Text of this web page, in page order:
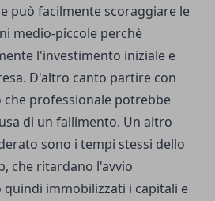
può facilmente scoraggiare le
medio-piccole perchè
l'investimento iniziale e
D'altro canto partire con
che professionale potrebbe
di un fallimento. Un altro
sono i tempi stessi dello
che ritardano l'avvio
immobilizzati i capitali e